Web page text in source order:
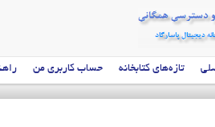
تازه‌های کتابخانه حساب کاربری من